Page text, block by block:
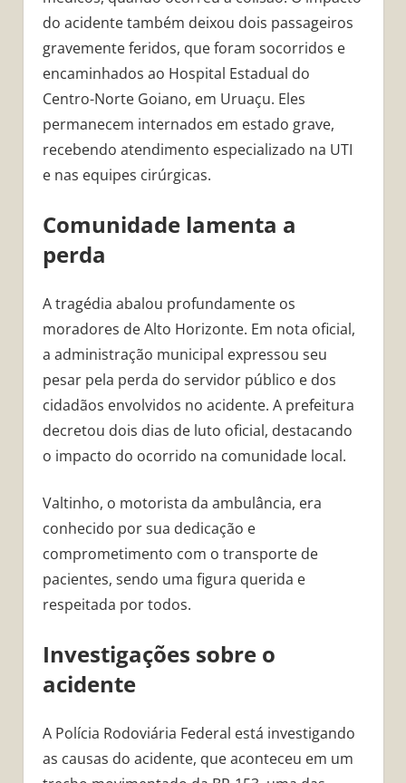
do acidente também deixou dois passageiros
gravemente feridos, que foram socorridos e
encaminhados ao Hospital Estadual do
Centro-Norte Goiano, em Uruaçu. Eles
permanecem internados em estado grave,
recebendo atendimento especializado na UTI
e nas equipes cirúrgicas.
Comunidade lamenta a
perda
A tragédia abalou profundamente os
moradores de Alto Horizonte. Em nota oficial,
a administração municipal expressou seu
pesar pela perda do servidor público e dos
cidadãos envolvidos no acidente. A prefeitura
decretou dois dias de luto oficial, destacando
o impacto do ocorrido na comunidade local.
Valtinho, o motorista da ambulância, era
conhecido por sua dedicação e
comprometimento com o transporte de
pacientes, sendo uma figura querida e
respeitada por todos.
Investigações sobre o
acidente
A Polícia Rodoviária Federal está investigando
as causas do acidente, que aconteceu em um